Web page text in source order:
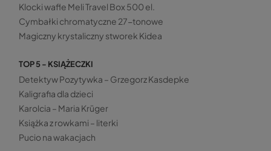
Klocki wafle Meli Travel Box 500 el.
Cymbałki chromatyczne 27-tonowe
Magiczny krystaliczny stworek Kidea
TOP 5 - KSIĄŻECZKI
Detektyw Pozytywka – Grzegorz Kasdepke
Kaligrafia dla dzieci
Karolcia – Maria Krüger
Książka z rowkami – literki
Pucio na wakacjach